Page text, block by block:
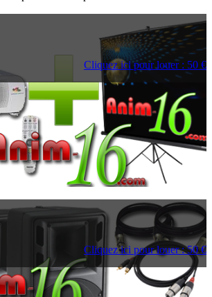
Cliquez ici pour louer : 50 €
Cliquez ici pour louer : 50 €